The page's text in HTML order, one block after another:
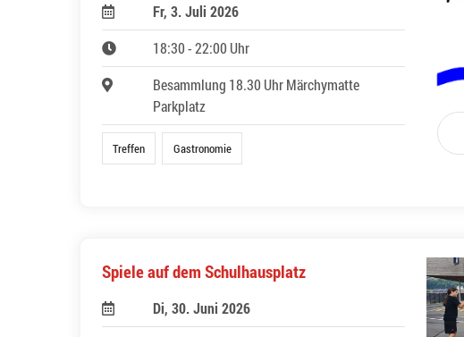
Fr, 3. Juli 2026
18:30 - 22:00 Uhr
Besammlung 18.30 Uhr Märchymatte
Parkplatz
Treffen Gastronomie
Spiele auf dem Schulhausplatz
Di, 30. Juni 2026